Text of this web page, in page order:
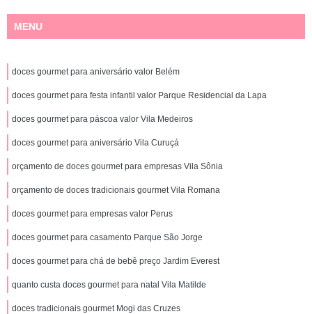
MENU
doces gourmet para aniversário valor Belém
doces gourmet para festa infantil valor Parque Residencial da Lapa
doces gourmet para páscoa valor Vila Medeiros
doces gourmet para aniversário Vila Curuçá
orçamento de doces gourmet para empresas Vila Sônia
orçamento de doces tradicionais gourmet Vila Romana
doces gourmet para empresas valor Perus
doces gourmet para casamento Parque São Jorge
doces gourmet para chá de bebê preço Jardim Everest
quanto custa doces gourmet para natal Vila Matilde
doces tradicionais gourmet Mogi das Cruzes